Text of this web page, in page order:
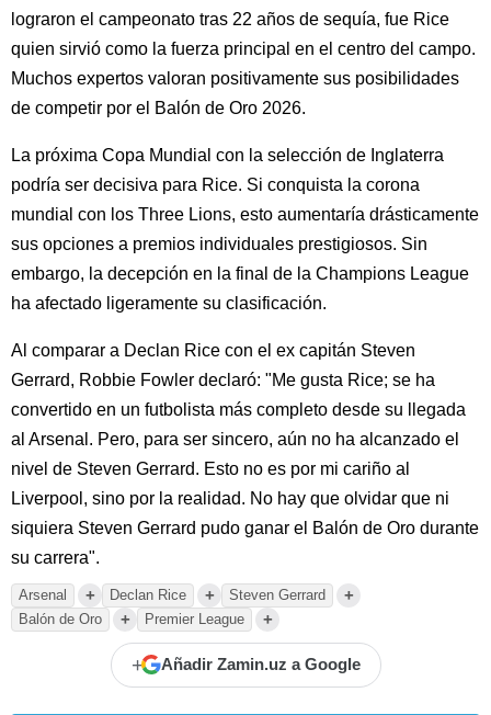
lograron el campeonato tras 22 años de sequía, fue Rice
quien sirvió como la fuerza principal en el centro del campo.
Muchos expertos valoran positivamente sus posibilidades
de competir por el Balón de Oro 2026.
La próxima Copa Mundial con la selección de Inglaterra
podría ser decisiva para Rice. Si conquista la corona
mundial con los Three Lions, esto aumentaría drásticamente
sus opciones a premios individuales prestigiosos. Sin
embargo, la decepción en la final de la Champions League
ha afectado ligeramente su clasificación.
Al comparar a Declan Rice con el ex capitán Steven
Gerrard, Robbie Fowler declaró: "Me gusta Rice; se ha
convertido en un futbolista más completo desde su llegada
al Arsenal. Pero, para ser sincero, aún no ha alcanzado el
nivel de Steven Gerrard. Esto no es por mi cariño al
Liverpool, sino por la realidad. No hay que olvidar que ni
siquiera Steven Gerrard pudo ganar el Balón de Oro durante
su carrera".
Arsenal + Declan Rice + Steven Gerrard +
Balón de Oro + Premier League +
+ Añadir Zamin.uz a Google